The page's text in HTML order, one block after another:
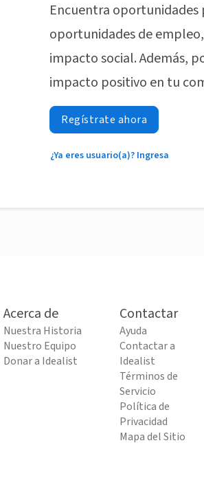
Encuentra
oportunidades de
impacto social. Además,
impacto positivo en tu
Regístrate ahora
¿Ya eres usuario(a)? Ingresa
Acerca de
Nuestra Historia
Nuestro Equipo
Donar a Idealist
Contactar
Ayuda
Contactar a
Idealist
Términos de
Servicio
Política de
Privacidad
Mapa del Sitio